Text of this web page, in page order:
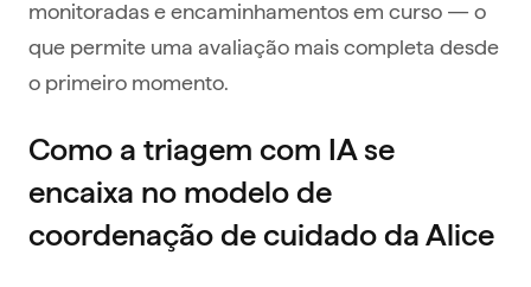
monitoradas e encaminhamentos em curso — o
que permite uma avaliação mais completa desde
o primeiro momento.
Como a triagem com IA se
encaixa no modelo de
coordenação de cuidado da Alice